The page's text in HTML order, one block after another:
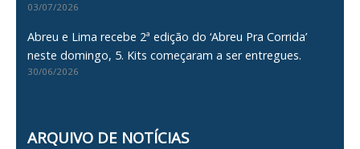
03/07/2026
Abreu e Lima recebe 2ª edição do ‘Abreu Pra Corrida’
neste domingo, 5. Kits começaram a ser entregues.
30/06/2026
ARQUIVO DE NOTÍCIAS